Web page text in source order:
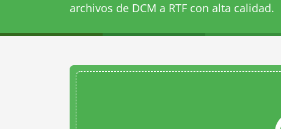
archivos de DCM a RTF con alta calidad.